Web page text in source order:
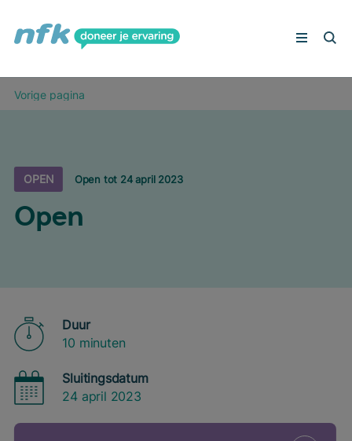
Deelnemers aan het woord
Vorige pagina
OPEN Open tot 24 april 2023
Open
Duur
10 minuten
Sluitingsdatum
24 april 2023